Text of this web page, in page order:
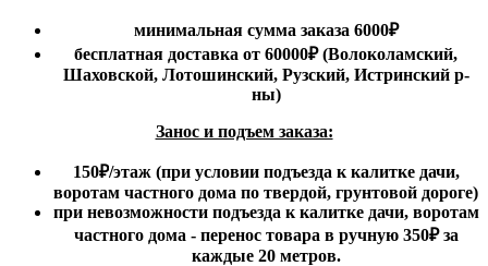
минимальная сумма заказа 6000₽
бесплатная доставка от 60000₽ (Волоколамский,
Шаховской, Лотошинский, Рузский, Истринский р-
ны)
Занос и подъем заказа:
150₽/этаж(при условии подъезда к калитке дачи,
воротам частного дома по твердой, грунтовой дороге)
при невозможности подъезда к калитке дачи, воротам
частного дома - перенос товара в ручную 350₽ за
каждые 20 метров.